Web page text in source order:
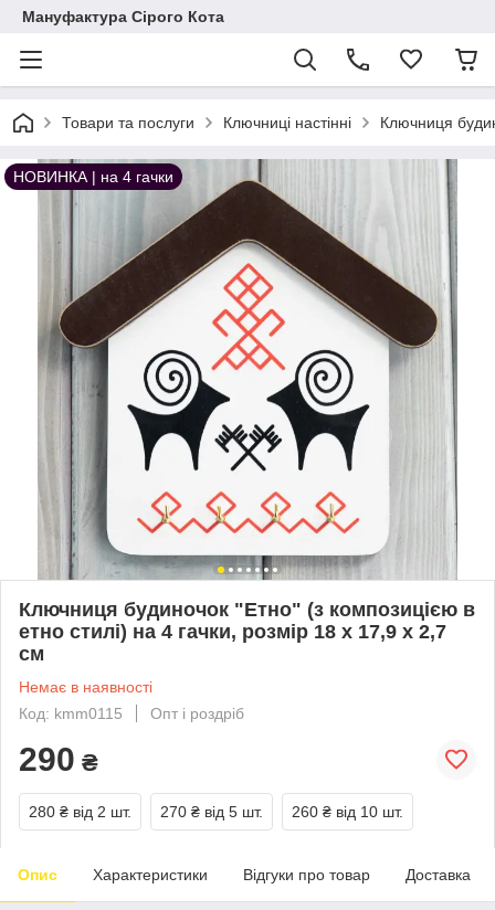
Мануфактура Сірого Кота
Товари та послуги Ключниці настінні Ключниця
НОВИНКА | на 4 гачки
Ключниця будиночок "Етно" (з композицією в
етно стилі) на 4 гачки, розмір 18 х 17,9 х 2,7
см
Немає в наявності
Код: kmm0115
Опт і роздріб
290 ₴
280 ₴ від 2 шт. 270 ₴ від 5 шт. 260 ₴ від 10 шт.
Опис Характеристики Відгуки про товар Доставка